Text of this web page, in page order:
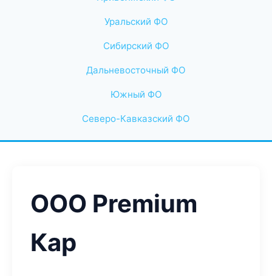
Уральский ФО
Сибирский ФО
Дальневосточный ФО
Южный ФО
Северо-Кавказский ФО
ООО Premium
Кар